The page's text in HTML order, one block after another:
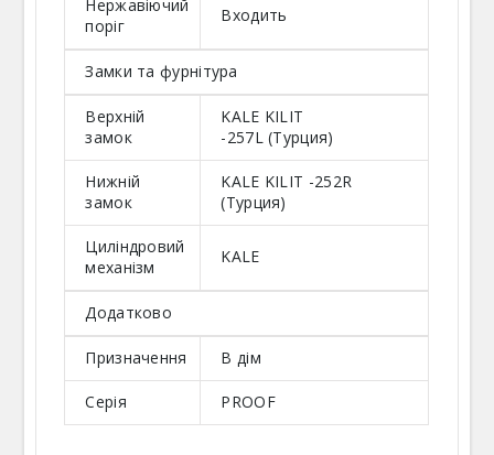
Нержавіючий
поріг
Входить
Замки та фурнітура
Верхній
замок
KALE KILIT
-257L(Турция)
Нижній
замок
KALE KILIT -252R
(Турция)
Циліндровий
механізм
KALE
Додатково
Призначення В дім
Серія PROOF